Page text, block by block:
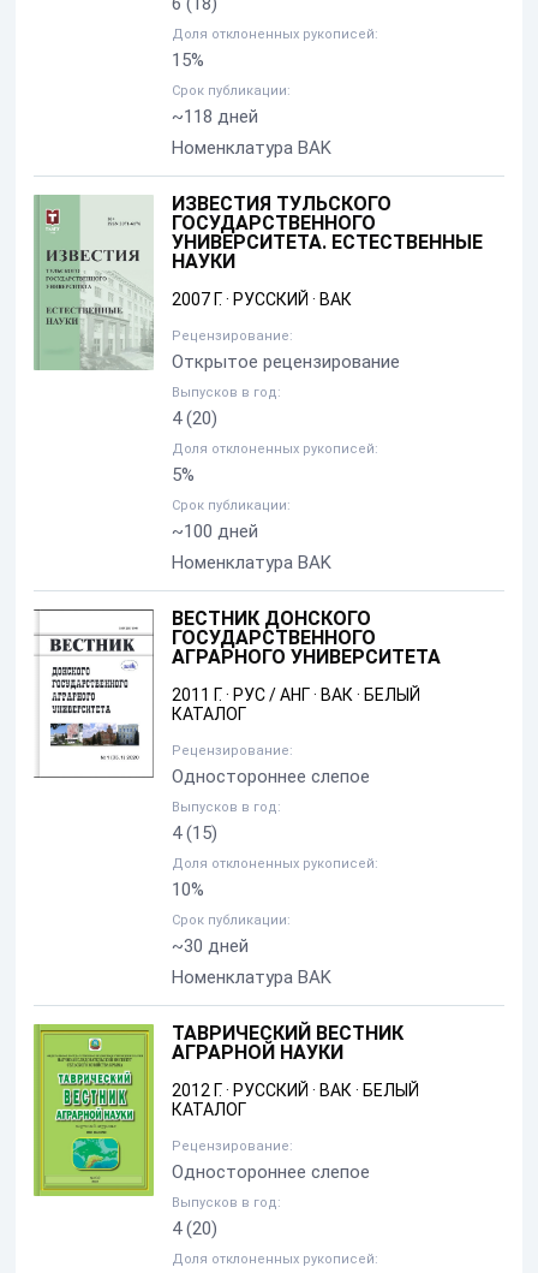
Доля отклоненных рукописей:
15%
Срок публикации:
~118 дней
Номенклатура BAK
ИЗВЕСТИЯ ТУЛЬСКОГО
ГОСУДАРСТВЕННОГО
УНИВЕРСИТЕТА. ЕСТЕСТВЕННЫЕ
НАУКИ
2007 Г.· РУССКИЙ · ВАК
Рецензирование:
Открытое рецензирование
Выпусков в год:
4(20)
Доля отклоненных рукописей:
5%
Срок публикации:
~100 дней
Номенклатура BAK
ВЕСТНИК ДОНСКОГО
ГОСУДАРСТВЕННОГО
АГРАРНОГО УНИВЕРСИТЕТА
2011 Г.· РУС / АНГ· ВАК· БЕЛЫЙ
КАТАЛОГ
Рецензирование:
Одностороннее слепое
Выпусков в год:
4(15)
Доля отклоненных рукописей:
10%
Срок публикации:
~30 дней
Номенклатура BAK
ТАВРИЧЕСКИЙ ВЕСТНИК
АГРАРНОЙ НАУКИ
2012 Г.· РУССКИЙ · ВАК· БЕЛЫЙ
КАТАЛОГ
Рецензирование:
Одностороннее слепое
Выпусков в год:
4(20)
Доля отклоненных рукописей: